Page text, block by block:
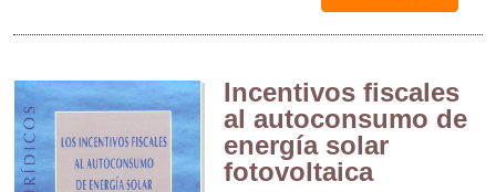
Incentivos fiscales
al autoconsumo de
energía solar
fotovoltaica